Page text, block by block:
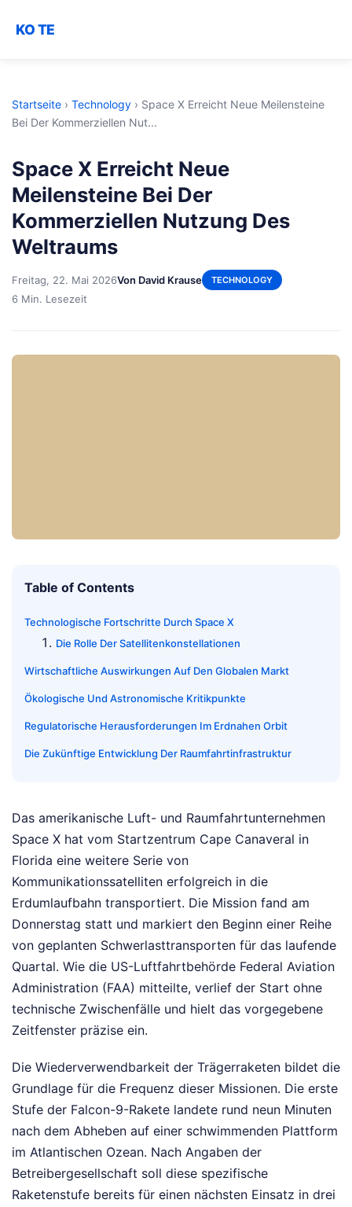
KO TE
Startseite › Technology › Space X Erreicht Neue Meilensteine
Bei Der Kommerziellen Nut...
Space X Erreicht Neue
Meilensteine Bei Der
Kommerziellen Nutzung Des
Weltraums
Freitag, 22. Mai 2026Von David Krause TECHNOLOGY
6 Min. Lesezeit
Table of Contents
Technologische Fortschritte Durch Space X
Die Rolle Der Satellitenkonstellationen
Wirtschaftliche Auswirkungen Auf Den Globalen Markt
Ökologische Und Astronomische Kritikpunkte
Regulatorische Herausforderungen Im Erdnahen Orbit
Die Zukünftige Entwicklung Der Raumfahrtinfrastruktur
Das amerikanische Luft- und Raumfahrtunternehmen
Space X hat vom Startzentrum Cape Canaveral in
Florida eine weitere Serie von
Kommunikationssatelliten erfolgreich in die
Erdumlaufbahn transportiert. Die Mission fand am
Donnerstag statt und markiert den Beginn einer Reihe
von geplanten Schwerlasttransporten für das laufende
Quartal. Wie die US-Luftfahrtbehörde Federal Aviation
Administration (FAA) mitteilte, verlief der Start ohne
technische Zwischenfälle und hielt das vorgegebene
Zeitfenster präzise ein.
Die Wiederverwendbarkeit der Trägerraketen bildet die
Grundlage für die Frequenz dieser Missionen. Die erste
Stufe der Falcon-9-Rakete landete rund neun Minuten
nach dem Abheben auf einer schwimmenden Plattform
im Atlantischen Ozean. Nach Angaben der
Betreibergesellschaft soll diese spezifische
Raketenstufe bereits für einen nächsten Einsatz in drei